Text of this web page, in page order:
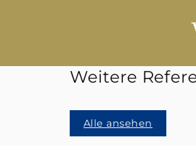
Weitere
Alle ansehen